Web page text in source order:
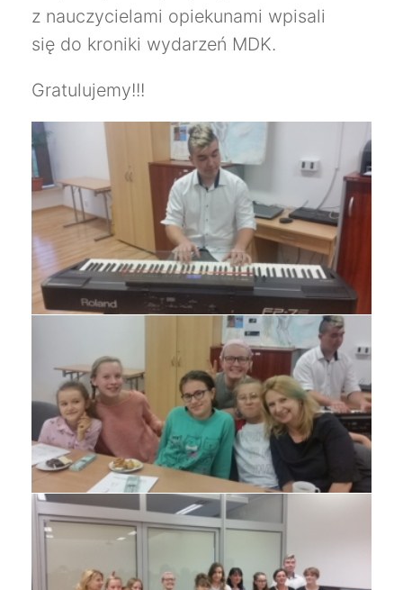
z nauczycielami opiekunami wpisali
się do kroniki wydarzeń MDK.
Gratulujemy!!!